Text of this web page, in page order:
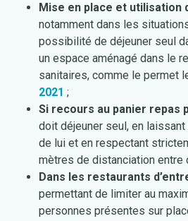
Mise en place et utilisation
notamment dans les
possibilité de déjeuner seul
un espace aménagé dans le
sanitaires, comme le permet
2021 ;
Si recours au panier repas
doit déjeuner seul, en
de lui et en respectant
mètres de distanciation entre
Dans les restaurants
permettant de limiter au
personnes présentes sur